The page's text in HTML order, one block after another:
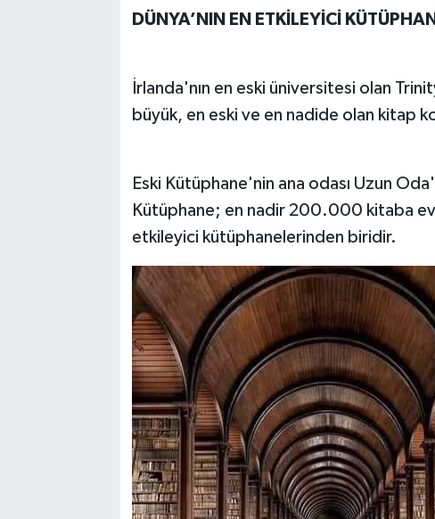
DÜNYA’NIN EN ETKİLEYİCİ
İrlanda'nın en eski üniversitesi olan
büyük, en eski ve en nadide olan kitap
Eski Kütüphane'nin ana odası Uzun
Kütüphane; en nadir 200.000 kitaba ev
etkileyici kütüphanelerinden biridir.